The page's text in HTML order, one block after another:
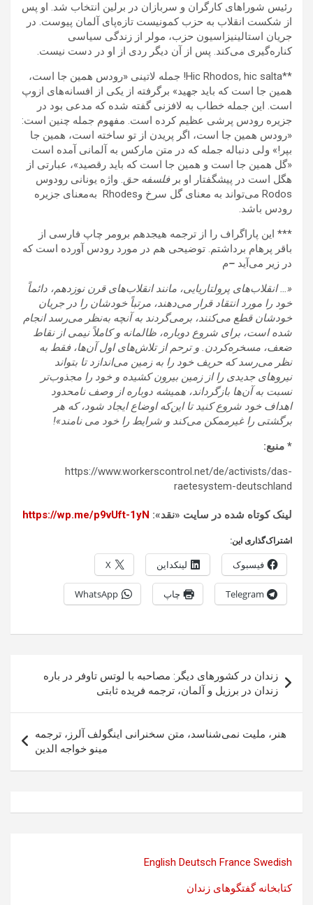
رئیس شوراهای کارگران و سربازان در برلین انتخاب شد. او پس
از شکست انقلاب به حزب کمونیست تازه‌پای آلمان پیوست. در
جریان استالینیزاسیون حزب، مولر از زندگی سیاسی
کناره‌گیری می‌کند. پس از آن دیگر ردی از او در دست نیست.
**Hic Rhodos, hic salta! جمله لاتینی «رودس همین جا است،
همین جا است که باید جهید» برگرفته از یکی از افسانه‌های ازوپ
است. این جمله خطاب به لافزنی گفته شده که مدعی بود در
جزیره رودس پرشی عظیم کرده است. مفهوم جمله چنین است:
«رودس همین جا است، اگر پریدن از تو ساخته است، همین جا
بپر!» ولی دنباله جمله که در متن مارکس به آلمانی آمده است
«گل همین جا است و همین جا است که باید رقصید»، عبارتی از
هگل است در پیشگفتار او برفلسفه حق. واژه یونانی رودوس
Rodos می‌تواند به معنای گل سرخ وRhodes به‌معنای جزیره
رودس باشد.
***‌ این پاراگراف را از ترجمه هیجدهم برومر چاپ فارسی از
باقر پرهام برداشتم. توضیحی هم در مورد رودس آورده است که
در زیر می‌آید –م
«… انقلاب‌های پرولتاریایی، مانند انقلاب‌های قرن نوزدهم، دائماً
خود را مورد انتقاد قرار می‌دهند، مرتباً خودشان را در جریان
خودشان قطع می‌کنند، برمی‌گردند به آنچه به‌نظر می‌رسد انجام
شده است‌، برای شروع دوباره، ظالمانه و کاملاً نیمی از نقاط
ضعف، مسخره‌کردن. و ترحم از تلاش‌های اول آن‌ها، فقط به
نظر می‌رسد كه حریف خود را به زمین می‌اندازد تا بتواند
نیروهای جدیدی را از زمین بیرون كشیده و خود را مجذوب‌تر
نسبت به آن‌ها بازگرداند، همیشه دوباره از وصف نامحدود
اهداف خود شروع كنید تا این‌كه اوضاع ایجاد شود، که هر
برگشتی را غیرممکن میکند و شرایط را خود می نامند»!
*‌ منبع:
https://www.workerscontrol.net/de/activists/das-
raetesystem-deutschland
لینک کوتاه شده در سایت «نقد»: https://wp.me/p9vUft-1yN
اشتراک‌گذاری این:
فیسبوک لینکداین X
Telegram چاپ WhatsApp
نوشته
زندان در کشورهای دیگر: مصاحبه با لوتس تاوفر در باره
زندان در برزیل و آلمان، ترجمه فریده ثابتی
هنر، ملیت نمی‌شناسد، متن سخنرانی اینگولف آلرز، ترجمه
مینو خواجه الدین
English Deutsch France Swedish
کتابخانه گفتگوهای زندان